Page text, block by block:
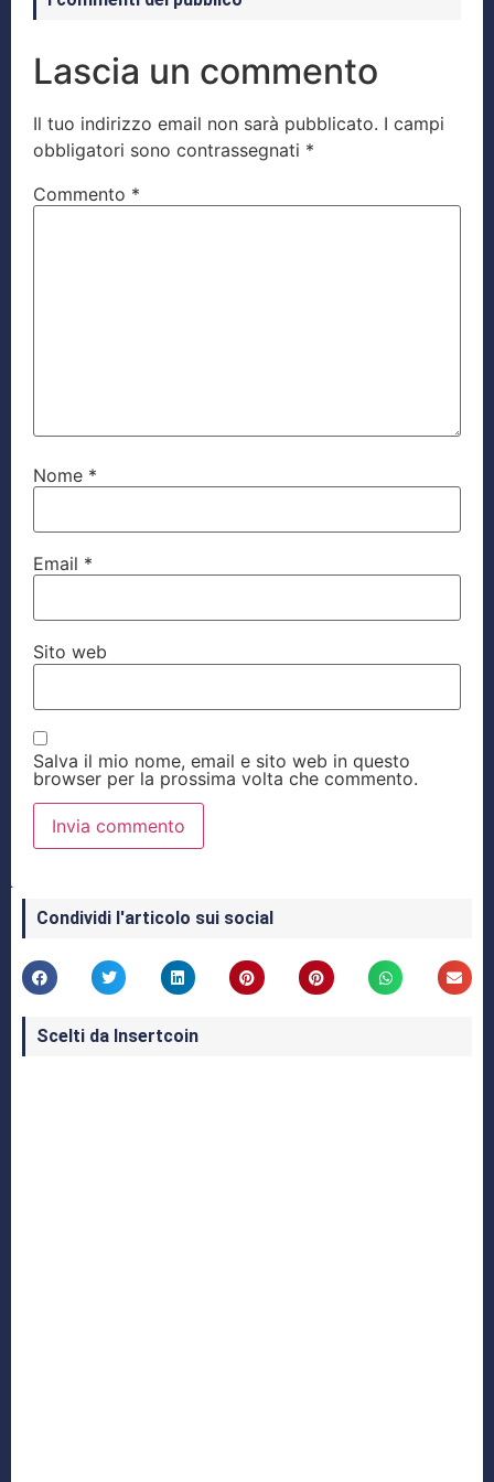
Lascia un commento
Il tuo indirizzo email non sarà pubblicato. I campi
obbligatori sono contrassegnati *
Commento *
Nome *
Email *
Sito web
Salva il mio nome, email e sito web in questo
browser per la prossima volta che commento.
Condividi l'articolo sui social
Scelti da Insertcoin